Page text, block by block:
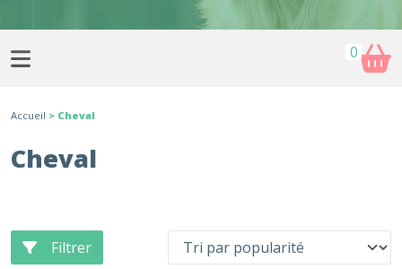
0
Accueil > Cheval
Cheval
Filtrer